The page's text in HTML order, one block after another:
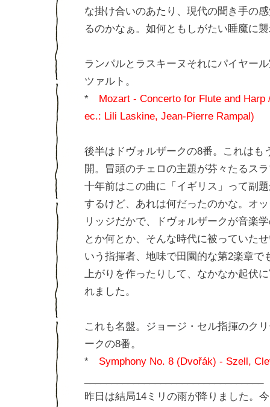
な掛け合いのあたり、現代の聞き手の
るのかなぁ。如何ともしがたい睡魔に
ランパルとラスキーヌそれにパイヤー
ツァルト。
* Mozart - Concerto for Flute and
ec.: Lili Laskine, Jean-Pierre Rampal)
後半はドヴォルザークの8番。これはも
開。冒頭のチェロの主題が芬々たるス
十年前はこの曲に「イギリス」って副
するけど、あれは何だったのかな。オ
リッジだかで、ドヴォルザークが音楽
とか何とか、そんな時代に被っていた
いう指揮者、地味で田園的な第2楽章で
上がりを作ったりして、なかなか起伏
れました。
これも名盤。ジョージ・セル指揮のク
ークの8番。
* Symphony No. 8 (Dvořák) - Szell,
昨日は結局14ミリの雨が降りました。